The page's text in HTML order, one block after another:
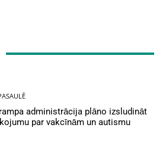
administrācija plāno izsludināt
par vakcīnām un autismu